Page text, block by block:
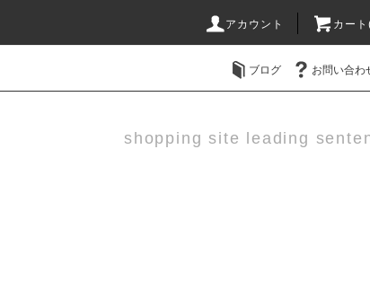
アカウント カー
ブログ お問い合わ
shopping site leading